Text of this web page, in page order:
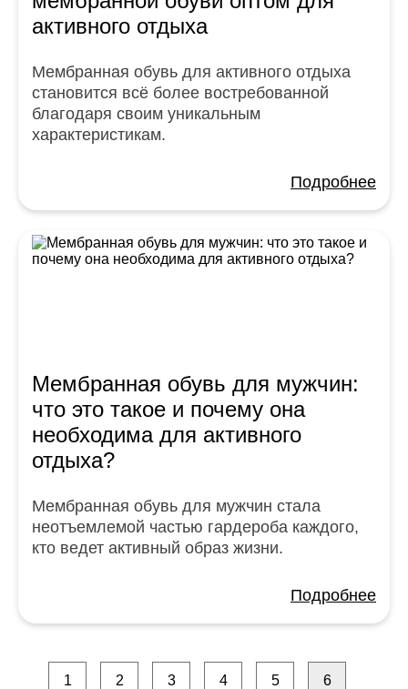
активного отдыха
Мембранная обувь для активного отдыха
становится всё более востребованной
благодаря своим уникальным
характеристикам.
Подробнее
Мембранная обувь для мужчин:
что это такое и почему она
необходима для активного
отдыха?
Мембранная обувь для мужчин стала
неотъемлемой частью гардероба каждого,
кто ведет активный образ жизни.
Подробнее
1 2 3 4 5 6